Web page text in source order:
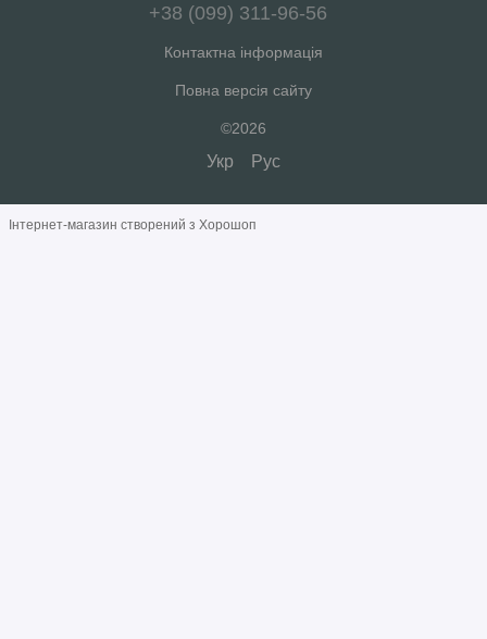
+38 (099) 311-96-56
Контактна інформація
Повна версія сайту
©2026
Укр Рус
Інтернет-магазин створений з Хорошоп